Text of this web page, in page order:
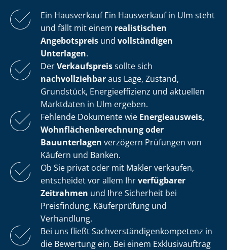
Ein Hausverkauf Ein Hausverkauf in Ulm steht
und fällt mit einem realistischen
Angebotspreis und vollständigen
Unterlagen.
DerVerkaufspreissollte sich
nachvollziehbaraus Lage, Zustand,
Grundstück, En­er­gie­ef­fi­zi­enz und aktuellen
Marktdaten in Ulm ergeben.
Fehlende Dokumente wie Energieausweis,
Wohn­flä­chen­be­rech­nung oder
Bauunterlagen verzögern Prüfungen von
Käufern und Banken.
Ob Sie privat oder mit Makler verkaufen,
entscheidet vor allem Ihrverfügbarer
Zeitrahmen und Ihre Sicherheit bei
Preisfindung, Käuferprüfung und
Verhandlung.
Bei uns fließt Sach­ver­stän­di­gen­kom­pe­tenz in
die Bewertung ein. Bei einem Exklusivauftrag